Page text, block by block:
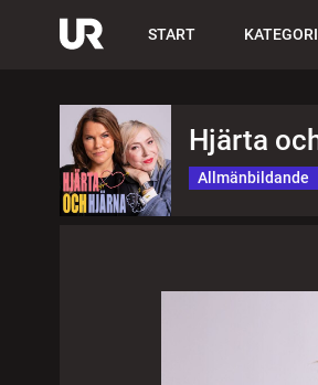
START
Hjärta
Allmänbildande